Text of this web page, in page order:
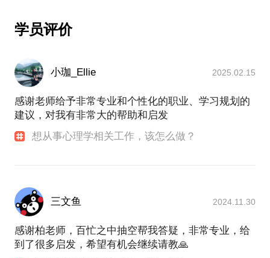
的相关事务，对心理学的国内外行业发展有深入了解
还曾就职于中山医科大学家庭医生心智源心理咨询中
心，主要负责儿童青少年的心理治疗。
还曾任职于广州艾思林柯咨询服务有限公司担任 EAP
项目经理，负责企业员工关怀的项目管理和员工心理
团队辅导。
童的心理个案。
我有10年的心理学从业经历，擅长心理分析治疗、沙
盘游戏治疗和绘画分析，个案人数超过300人，咨询
时常超过1000小时。最大爱好是跟同是心理咨询师的
老公讨论心理学问题和个案分析，业余喜欢跟朋友出
去走走，爱操心，他们觉得我是问题解决专家也不是
学员评价
小珈_Ellie 2025.02.15
感谢老师给予非常专业和个性化的职业、学习规划的
建议，对我有非常大的帮助和启发
想从事心理学相关工作，该怎么做？
三文鱼 2024.11.30
感谢柏老师，百忙之中抽空帮我答疑，非常专业，给
到了很多启发，希望有机会继续请教🙏